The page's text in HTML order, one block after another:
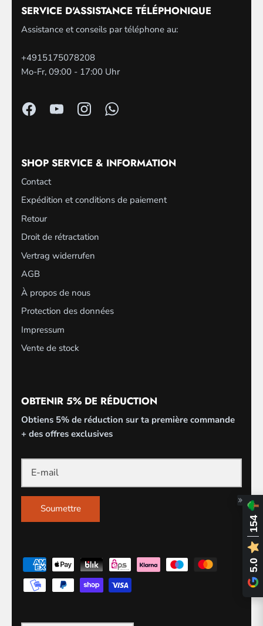
SERVICE D'ASSISTANCE TÉLÉPHONIQUE
Assistance et conseils par téléphone au:
+4915175078208
Mo-Fr, 09:00 - 17:00 Uhr
SHOP SERVICE & INFORMATION
Contact
Expédition et conditions de paiement
Retour
Droit de rétractation
Vertrag widerrufen
AGB
À propos de nous
Protection des données
Impressum
Vente de stock
OBTENIR 5% DE RÉDUCTION
Obtiens 5% de réduction sur ta première commande
+ des offres exclusives
Soumettre
154
5.0